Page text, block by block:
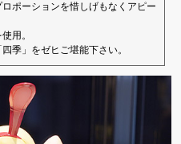
ポーションを惜しげもなくアピー
用。
季」をゼヒご堪能下さい。